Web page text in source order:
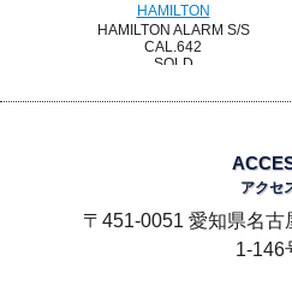
HAMILTON
HAMILTON ALARM S/S
CAL.642
SOLD
アクセ
〒451-0051 愛知県名
1-146